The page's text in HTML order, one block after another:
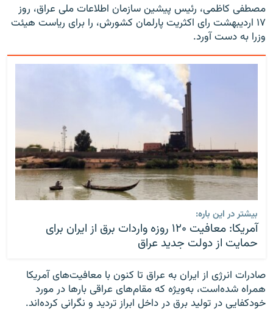
مصطفی کاظمی، رئیس پیشین سازمان اطلاعات ملی عراق، روز
۱۷ اردیبهشت رای اکثریت پارلمان کشورش، را برای ریاست هیئت
وزرا به دست آورد.
بیشتر در این باره:
آمریکا: معافیت ۱۲۰ روزه واردات برق از ایران برای
حمایت از دولت جدید عراق
صادرات انرژی از ایران به عراق تا کنون با معافیت‌های آمریکا
همراه شده‌است، به‌ویژه که مقام‌های عراقی بارها در مورد
خودکفایی در تولید برق در داخل ابراز تردید و نگرانی کرده‌اند.